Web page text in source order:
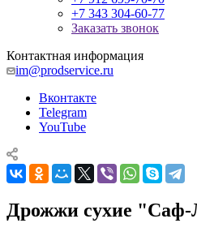
+7 343 304-60-77
Заказать звонок
Контактная информация
im@prodservice.ru
Вконтакте
Telegram
YouTube
Дрожжи сухие "Саф-